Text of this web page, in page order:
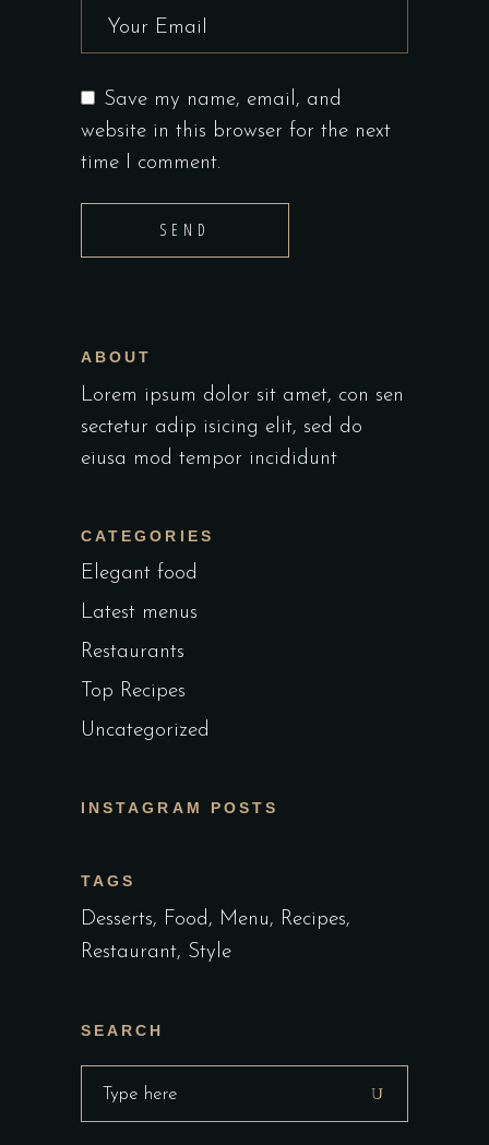
Save my name, email, and
website in this browser for the next
time I comment.
SEND
ABOUT
Lorem ipsum dolor sit amet, con sen
sectetur adip isicing elit, sed do
eiusa mod tempor incididunt
CATEGORIES
Elegant food
Latest menus
Restaurants
Top Recipes
Uncategorized
INSTAGRAM POSTS
TAGS
Desserts Food Menu
Recipes
Restaurant Style
SEARCH